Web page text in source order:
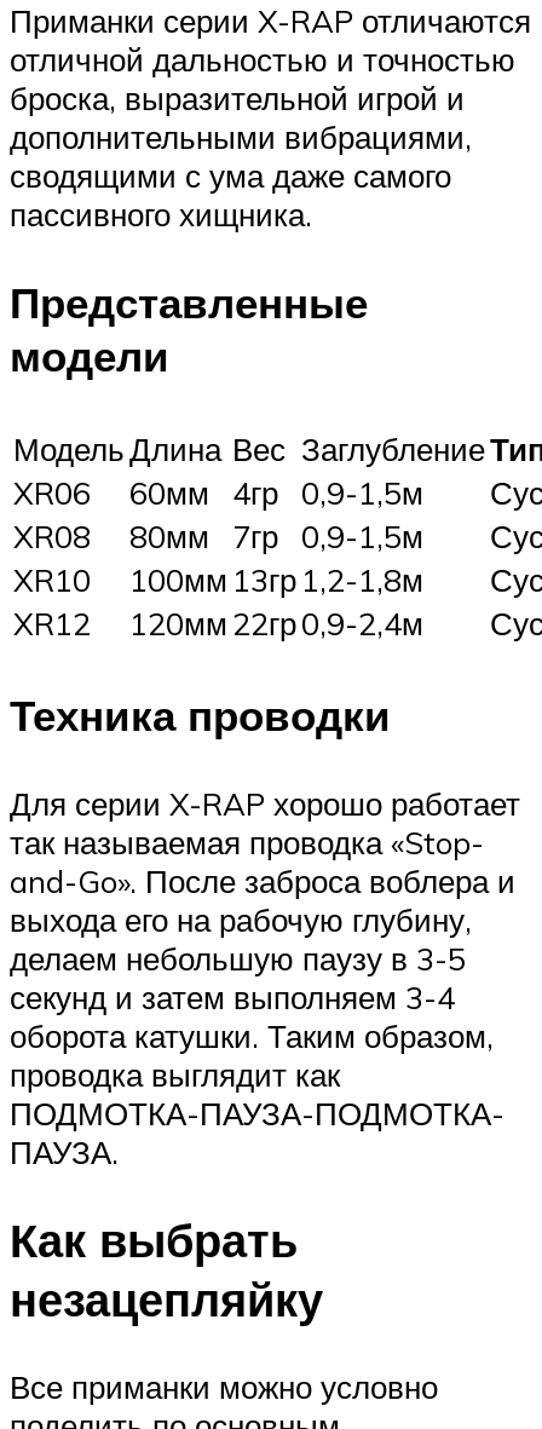
Приманки серии X-RAP отличаются
отличной дальностью и точностью
броска, выразительной игрой и
дополнительными вибрациями,
сводящими с ума даже самого
пассивного хищника.
Представленные
модели
МодельДлина Вес Заглубление
XR06
60мм 4гр 0,9-1,5м
XR08
80мм 7гр 0,9-1,5м
XR10
100мм 13гр 1,2-1,8м
XR12
120мм 22гр0,9-2,4м
Техника проводки
Для серии X-RAP хорошо работает
так называемая проводка «Stop-
and-Go». После заброса воблера и
выхода его на рабочую глубину,
делаем небольшую паузу в 3-5
секунд и затем выполняем 3-4
оборота катушки. Таким образом,
проводка выглядит как
ПОДМОТКА-ПАУЗА-ПОДМОТКА-
ПАУЗА.
Как выбрать
незацепляйку
Все приманки можно условно